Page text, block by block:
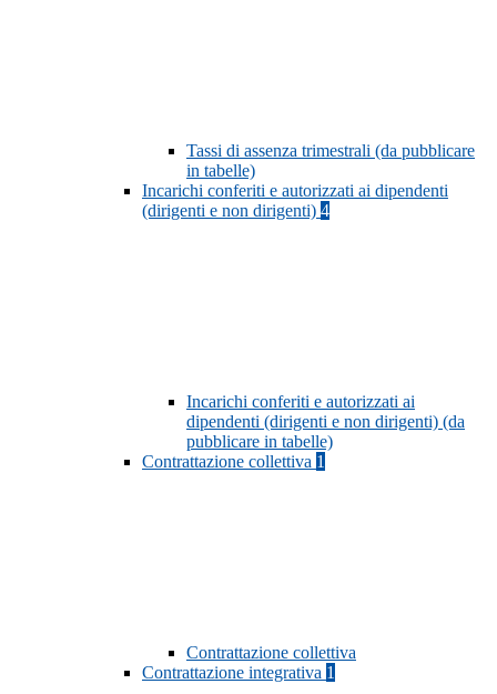
Tassi di assenza trimestrali (da pubblicare
in tabelle)
Incarichi conferiti e autorizzati ai dipendenti
(dirigenti e non dirigenti) 4
Incarichi conferiti e autorizzati ai
dipendenti (dirigenti e non dirigenti) (da
pubblicare in tabelle)
Contrattazione collettiva 1
Contrattazione collettiva
Contrattazione integrativa 1